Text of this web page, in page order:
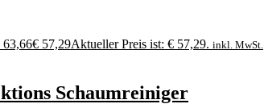
63,66€ 57,29Aktueller Preis ist: € 57,29. inkl. MwSt.
Schaumreiniger